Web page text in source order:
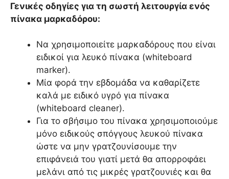
Γενικές οδηγίες για τη σωστή λειτουργία ενός
πίνακα μαρκαδόρου:
Να χρησιμοποιείτε μαρκαδόρους που είναι
ειδικοί για λευκό πίνακα (whiteboard
marker).
Μία φορά την εβδομάδα να καθαρίζετε
καλά με ειδικό υγρό για πίνακα
(whiteboard cleaner).
Για το σβήσιμο του πίνακα χρησιμοποιούμε
μόνο ειδικούς σπόγγους λευκού πίνακα
ώστε να μην γρατζουνίσουμε την
επιφάνειά του γιατί μετά θα απορροφάει
μελάνι από τις μικρές γρατζουνιές και θα